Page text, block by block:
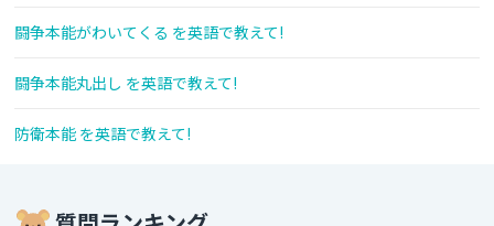
闘争本能がわいてくる を英語で教えて!
闘争本能丸出し を英語で教えて!
防衛本能 を英語で教えて!